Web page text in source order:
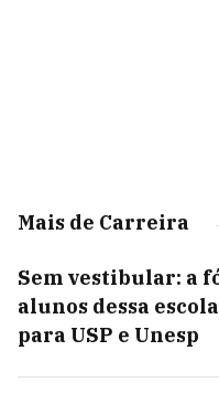
Mais de Carreira
Sem vestibular: a
alunos dessa
para USP e Unesp